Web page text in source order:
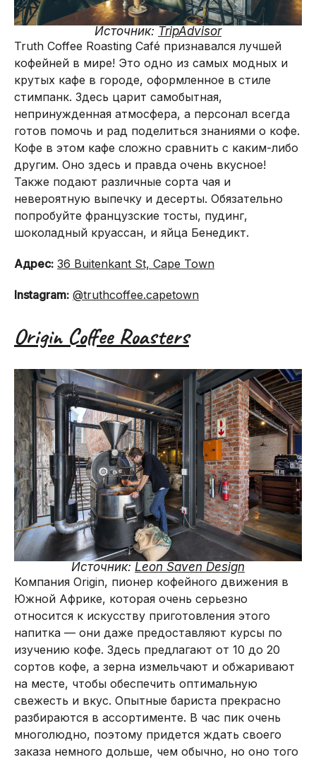
Источник: TripAdvisor
Truth Coffee Roasting Café признавался лучшей
кофейней в мире! Это одно из самых модных и
крутых кафе в городе, оформленное в стиле
стимпанк. Здесь царит самобытная,
непринужденная атмосфера, а персонал всегда
готов помочь и рад поделиться знаниями о кофе.
Кофе в этом кафе сложно сравнить с каким-либо
другим. Оно здесь и правда очень вкусное!
Также подают различные сорта чая и
невероятную выпечку и десерты. Обязательно
попробуйте французские тосты, пудинг,
шоколадный круассан, и яйца Бенедикт.
Адрес: 36 Buitenkant St, Cape Town
Instagram: @truthcoffee.capetown
Origin Coffee Roasters
Источник: Leon Saven Design
Компания Origin, пионер кофейного движения в
Южной Африке, которая очень серьезно
относится к искусству приготовления этого
напитка — они даже предоставляют курсы по
изучению кофе. Здесь предлагают от 10 до 20
сортов кофе, а зерна измельчают и обжаривают
на месте, чтобы обеспечить оптимальную
свежесть и вкус. Опытные бариста прекрасно
разбираются в ассортименте. В час пик очень
многолюдно, поэтому придется ждать своего
заказа немного дольше, чем обычно, но оно того